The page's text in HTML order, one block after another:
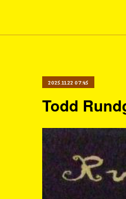
2025.11.22 07:45
Todd